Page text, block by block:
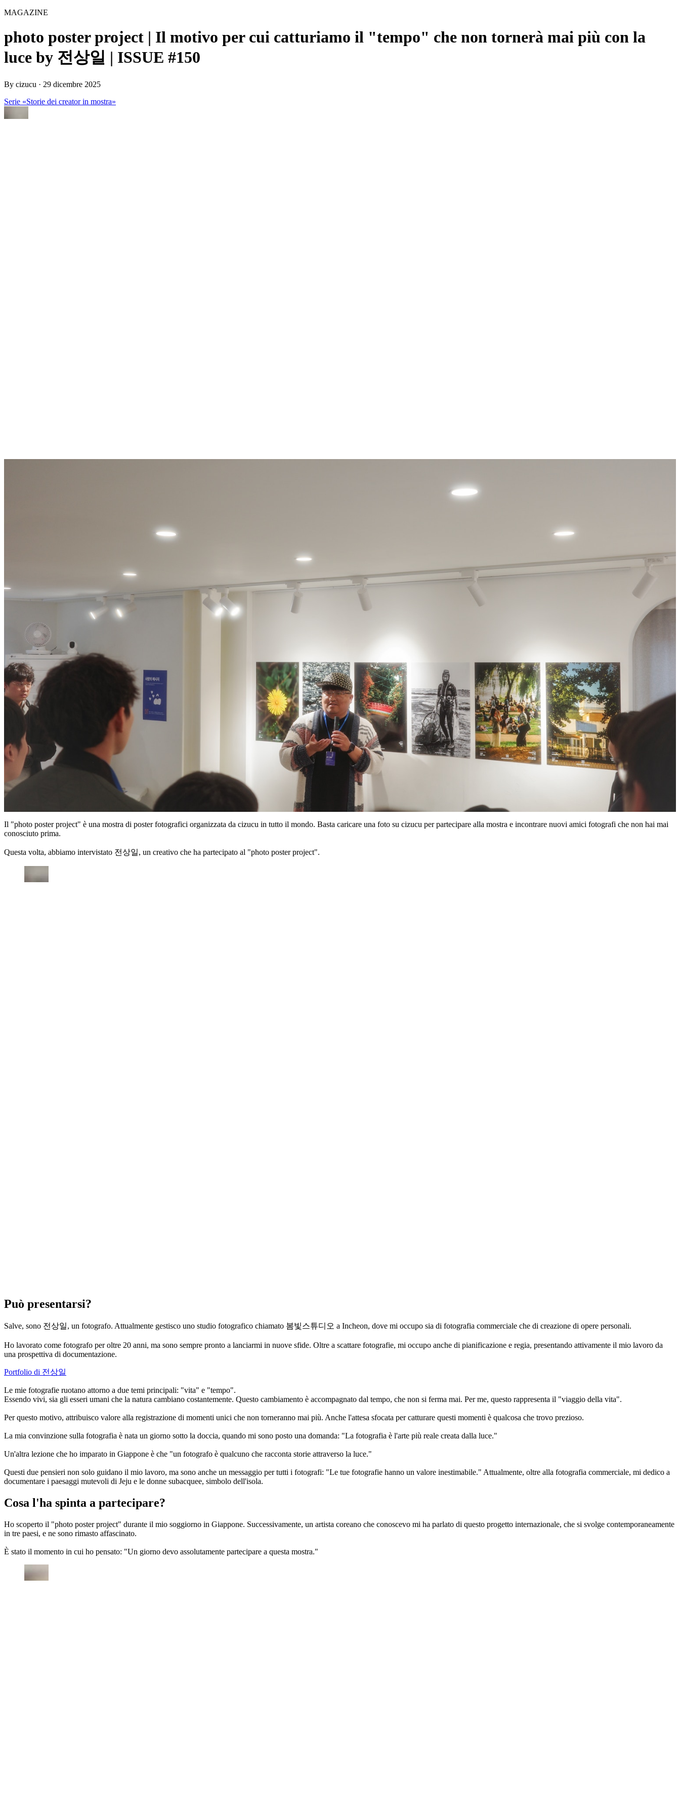
MAGAZINE
photo poster project | Il motivo per cui catturiamo il "tempo" che non tornerà mai più con la
luce by 전상일 | ISSUE #150
By cizucu · 29 dicembre 2025
Serie «Storie dei creator in mostra»
Il "photo poster project" è una mostra di poster fotografici organizzata da cizucu in tutto il mondo. Basta caricare una foto su cizucu per partecipare alla mostra e incontrare nuovi amici fotografi che non hai mai
conosciuto prima.
Questa volta, abbiamo intervistato 전상일, un creativo che ha partecipato al "photo poster project".
Può presentarsi?
Salve, sono 전상일, un fotografo. Attualmente gestisco uno studio fotografico chiamato 봄빛스튜디오 a Incheon, dove mi occupo sia di fotografia commerciale che di creazione di opere personali.
Ho lavorato come fotografo per oltre 20 anni, ma sono sempre pronto a lanciarmi in nuove sfide. Oltre a scattare fotografie, mi occupo anche di pianificazione e regia, presentando attivamente il mio lavoro da
una prospettiva di documentazione.
Portfolio di 전상일
Le mie fotografie ruotano attorno a due temi principali: "vita" e "tempo".
Essendo vivi, sia gli esseri umani che la natura cambiano costantemente. Questo cambiamento è accompagnato dal tempo, che non si ferma mai. Per me, questo rappresenta il "viaggio della vita".
Per questo motivo, attribuisco valore alla registrazione di momenti unici che non torneranno mai più. Anche l'attesa sfocata per catturare questi momenti è qualcosa che trovo prezioso.
La mia convinzione sulla fotografia è nata un giorno sotto la doccia, quando mi sono posto una domanda: "La fotografia è l'arte più reale creata dalla luce."
Un'altra lezione che ho imparato in Giappone è che "un fotografo è qualcuno che racconta storie attraverso la luce."
Questi due pensieri non solo guidano il mio lavoro, ma sono anche un messaggio per tutti i fotografi: "Le tue fotografie hanno un valore inestimabile." Attualmente, oltre alla fotografia commerciale, mi dedico a
documentare i paesaggi mutevoli di Jeju e le donne subacquee, simbolo dell'isola.
Cosa l'ha spinta a partecipare?
Ho scoperto il "photo poster project" durante il mio soggiorno in Giappone. Successivamente, un artista coreano che conoscevo mi ha parlato di questo progetto internazionale, che si svolge contemporaneamente
in tre paesi, e ne sono rimasto affascinato.
È stato il momento in cui ho pensato: "Un giorno devo assolutamente partecipare a questa mostra."